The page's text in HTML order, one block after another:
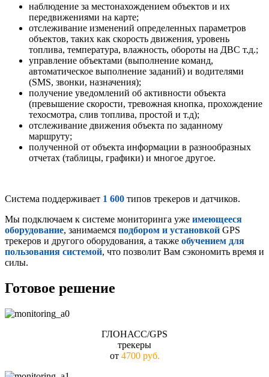
наблюдение за местонахождением объектов и их
передвижениями на карте;
отслеживание изменений определенных параметров
объектов, таких как скорость движения, уровень
топлива, температура, влажность, обороты на ДВС т.д.;
управление объектами (выполнение команд,
автоматическое выполнение заданий) и водителями
(SMS, звонки, назначения);
получение уведомлений об активности объекта
(превышение скорости, тревожная кнопка, прохождение
техосмотра, слив топлива, простой и т.д);
отслеживание движения объекта по заданному
маршруту;
полученной от объекта информации в разнообразных
отчетах (таблицы, графики) и многое другое.
Система поддерживает 1 600 типов трекеров и датчиков.
Мы подключаем к системе мониторинга уже имеющееся
оборудование, занимаемся подбором и установкой GPS
трекеров и другого оборудования, а также обучением для
пользования системой, что позволит Вам сэкономить время и
силы.
Готовое решение
ГЛОНАСС/GPS
трекеры
от 4700 руб.